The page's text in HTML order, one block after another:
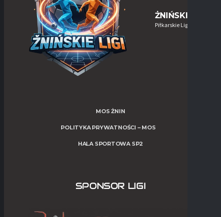
ŻNIŃSKIE-LIGI
Piłkarskie Ligi w Żninie
MOS ŻNIN
POLITYKA PRYWATNOŚCI – MOS
HALA SPORTOWA SP2
SPONSOR LIGI